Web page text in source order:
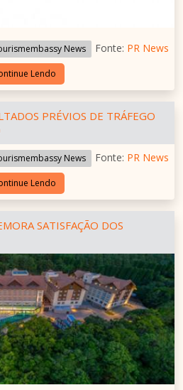
News Fonte: PR News
Lendo
PRÉVIOS DE TRÁFEGO
News Fonte: PR News
Lendo
SATISFAÇÃO DOS